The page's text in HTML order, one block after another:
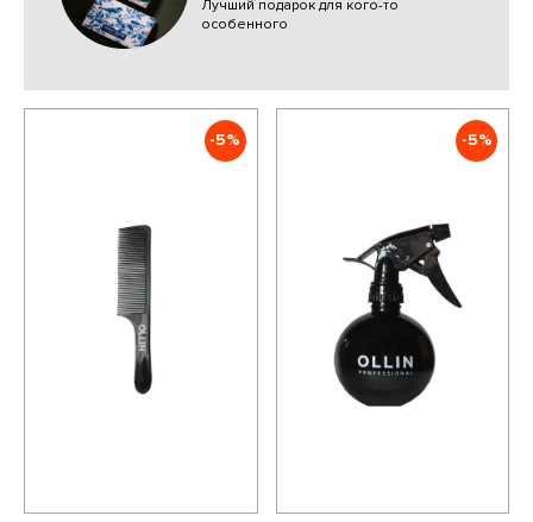
Лучший подарок для кого-то
особенного
-5% -5%